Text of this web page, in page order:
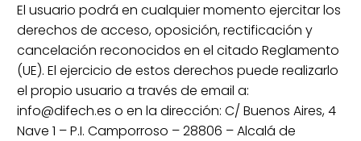
El usuario podrá en cualquier momento ejercitar los
derechos de acceso, oposición, rectificación y
cancelación reconocidos en el citado Reglamento
(UE). El ejercicio de estos derechos puede realizarlo
el propio usuario a través de email a:
info@difech.es o en la dirección: C/ Buenos Aires, 4
Nave 1 – P.I. Camporroso – 28806 – Alcalá de